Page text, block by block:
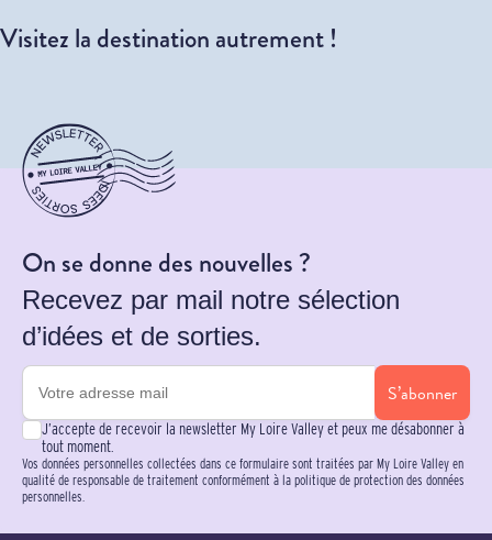
Visitez la destination autrement !
On se donne des nouvelles ?
Recevez par mail notre sélection
d’idées et de sorties.
S’abonner
J’accepte de recevoir la newsletter My Loire Valley et peux me désabonner à
tout moment.
Vos données personnelles collectées dans ce formulaire sont traitées par My Loire Valley en
qualité de responsable de traitement conformément à la politique de protection des données
personnelles.